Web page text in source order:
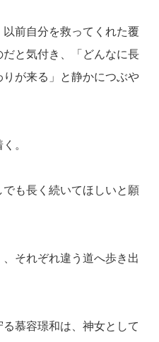
前自分を救ってくれた覆
と気付き、「どんなに長
が来る」と静かにつぶや
。
も長く続いてほしいと願
それぞれ違う道へ歩き出
慕容璟和は、神女として